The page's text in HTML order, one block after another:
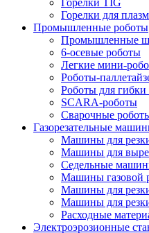
Горелки для
Промышленные роботы
Промышленные
6-осевые роботы
Легкие мини-
Роботы-
Роботы для гибки
SCARA-роботы
Сварочные
Газорезательные
Машины для
Машины для
Седельные
Машины газовой
Машины для
Машины для
Расходные
Электроэрозионные